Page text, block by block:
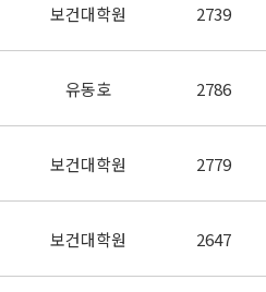
보건대학원 2739
유동호 2786
보건대학원 2779
보건대학원 2647